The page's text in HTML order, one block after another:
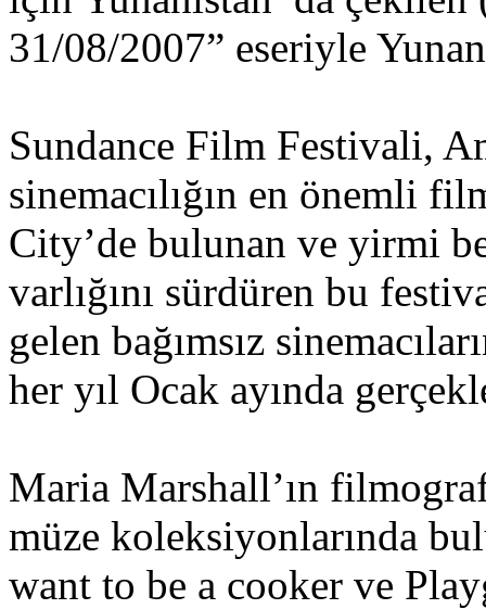
31/08/2007” eseriyle
Sundance Film Festivali,
sinemacılığın en önemli
City’de bulunan ve yirmi
varlığını sürdüren bu
gelen bağımsız
her yıl Ocak ayında
Maria Marshall’ın
müze koleksiyonlarında
want to be a cooker ve